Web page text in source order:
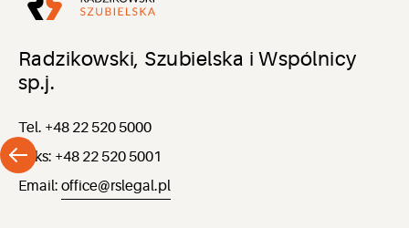
Radzikowski, Szubielska i Wspólnicy
sp.j.
Tel. +48 22 520 5000
Faks: +48 22 520 5001
Email: office@rslegal.pl